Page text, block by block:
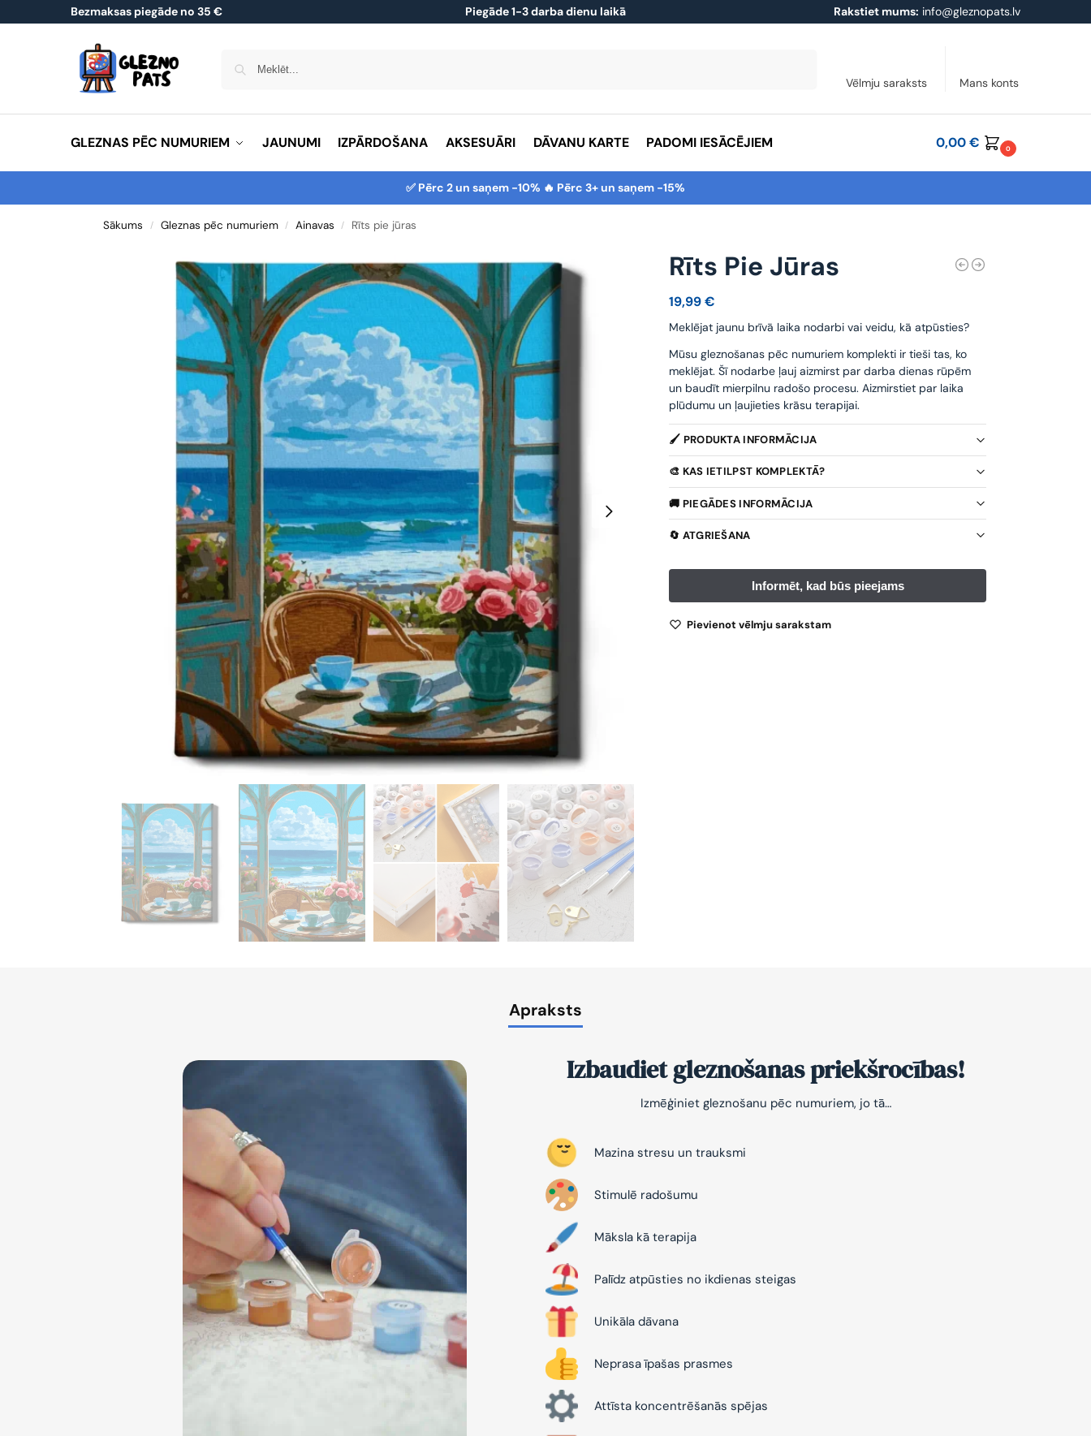
Bezmaksas piegāde no 35 € Piegāde 1-3 darba dienu laikā Rakstiet mums: info@gleznopats.lv
Vēlmju saraksts Mans konts
GLEZNAS PĒC NUMURIEM JAUNUMI IZPĀRDOŠANA AKSESUĀRI DĀVANU KARTE PADOMI IESĀCĒJIEM 0,00€ 0
✅ Pērc 2 un saņem -10% 🔥 Pērc 3+ un saņem -15%
Sākums / Gleznas pēc numuriem / Ainavas / Rīts pie jūras
Rīts Pie Jūras
19,99€
Meklējat jaunu brīvā laika nodarbi vai veidu, kā atpūsties?
Mūsu gleznošanas pēc numuriem komplekti ir tieši tas, ko
meklējat. Šī nodarbe ļauj aizmirst par darba dienas rūpēm
un baudīt mierpilnu radošo procesu. Aizmirstiet par laika
plūdumu un ļaujieties krāsu terapijai.
🖌️ PRODUKTA INFORMĀCIJA
🎨 KAS IETILPST KOMPLEKTĀ?
🚚 PIEGĀDES INFORMĀCIJA
🔄 ATGRIEŠANA
Pievienot vēlmju sarakstam
Apraksts
Izbaudiet gleznošanas priekšrocības!
Izmēģiniet gleznošanu pēc numuriem, jo tā…
Mazina stresu un trauksmi
Stimulē radošumu
Māksla kā terapija
Palīdz atpūsties no ikdienas steigas
Unikāla dāvana
Neprasa īpašas prasmes
Attīsta koncentrēšanās spējas